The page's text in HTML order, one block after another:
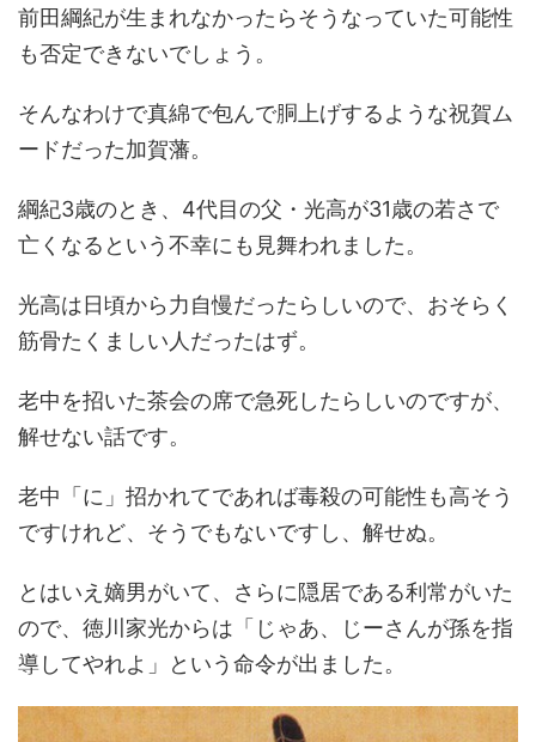
前田綱紀が生まれなかったらそうなっていた可能性
も否定できないでしょう。
そんなわけで真綿で包んで胴上げするような祝賀ム
ードだった加賀藩。
綱紀3歳のとき、4代目の父・光高が31歳の若さで
亡くなるという不幸にも見舞われました。
光高は日頃から力自慢だったらしいので、おそらく
筋骨たくましい人だったはず。
老中を招いた茶会の席で急死したらしいのですが、
解せない話です。
老中「に」招かれてであれば毒殺の可能性も高そう
ですけれど、そうでもないですし、解せぬ。
とはいえ嫡男がいて、さらに隠居である利常がいた
ので、徳川家光からは「じゃあ、じーさんが孫を指
導してやれよ」という命令が出ました。